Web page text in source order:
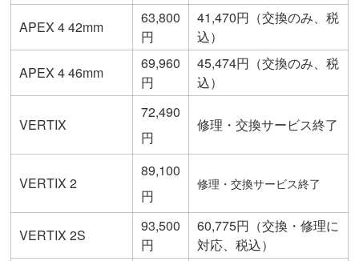
APEX 4 42mm
63,800
円
41,470円（交換のみ、税
込）
APEX 4 46mm
69,960
円
45,474円（交換のみ、税
込）
VERTIX
72,490
円
修理・交換サービス終了
VERTIX 2
89,100
円
修理・交換サービス終了
VERTIX 2S
93,500
円
60,775円（交換・修理に
対応、税込）